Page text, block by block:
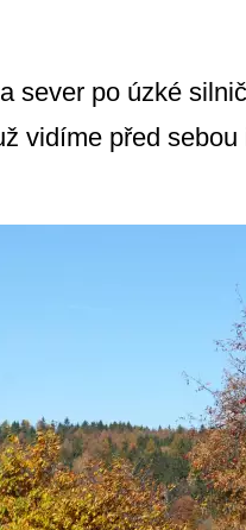
sever po úzké
vidíme před